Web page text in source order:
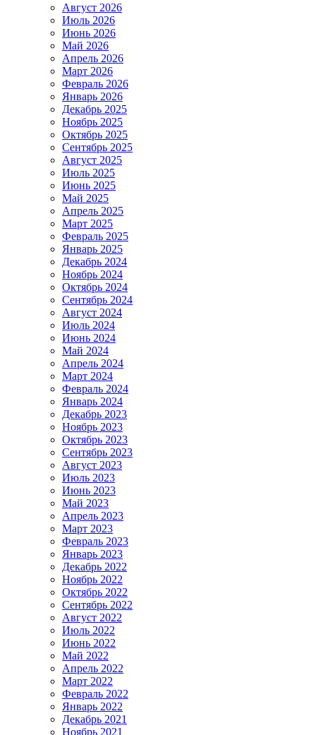
Август 2026
Июль 2026
Июнь 2026
Май 2026
Апрель 2026
Март 2026
Февраль 2026
Январь 2026
Декабрь 2025
Ноябрь 2025
Октябрь 2025
Сентябрь 2025
Август 2025
Июль 2025
Июнь 2025
Май 2025
Апрель 2025
Март 2025
Февраль 2025
Январь 2025
Декабрь 2024
Ноябрь 2024
Октябрь 2024
Сентябрь 2024
Август 2024
Июль 2024
Июнь 2024
Май 2024
Апрель 2024
Март 2024
Февраль 2024
Январь 2024
Декабрь 2023
Ноябрь 2023
Октябрь 2023
Сентябрь 2023
Август 2023
Июль 2023
Июнь 2023
Май 2023
Апрель 2023
Март 2023
Февраль 2023
Январь 2023
Декабрь 2022
Ноябрь 2022
Октябрь 2022
Сентябрь 2022
Август 2022
Июль 2022
Июнь 2022
Май 2022
Апрель 2022
Март 2022
Февраль 2022
Январь 2022
Декабрь 2021
Ноябрь 2021